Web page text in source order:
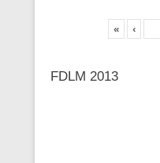
« ‹
FDLM 2013